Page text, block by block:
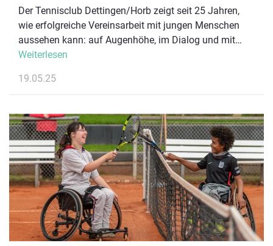
Der Tennisclub Dettingen/Horb zeigt seit 25 Jahren,
wie erfolgreiche Vereinsarbeit mit jungen Menschen
aussehen kann: auf Augenhöhe, im Dialog und mit
einem klaren Blick auf die Bedürfnisse der nächsten
– mit einer Belobigung des Deutschen Olympischen
Biebricher Schlossgesprächs am 22. Mai 2025 in
Wiesbaden.
Weiterlesen
19.05.25